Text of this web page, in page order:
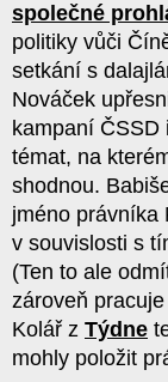
společné
politiky vůči
setkání s
Nováček
kampaní
témat, na
shodnou.
jméno právníka
v souvislosti s
(Ten to ale
zároveň
Kolář z Týdne
mohly položit